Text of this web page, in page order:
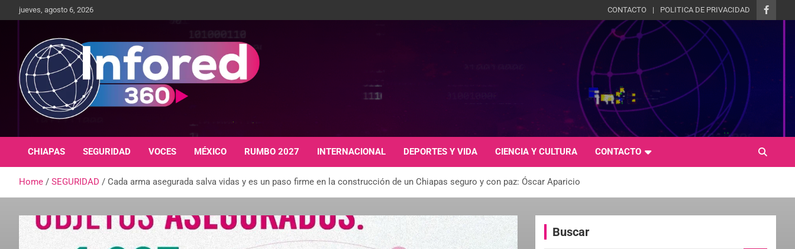
jueves, agosto 6, 2026 CONTACTO POLITICA DE PRIVACIDAD
infored360.mx
CHIAPAS SEGURIDAD VOCES MÉXICO RUMBO 2027 INTERNACIONAL DEPORTES Y VIDA CIENCIA Y CULTURA CONTACTO
Home SEGURIDAD Cada arma asegurada salva vidas y es un paso firme en la construcción de un Chiapas seguro y con paz: Óscar Aparicio
Buscar